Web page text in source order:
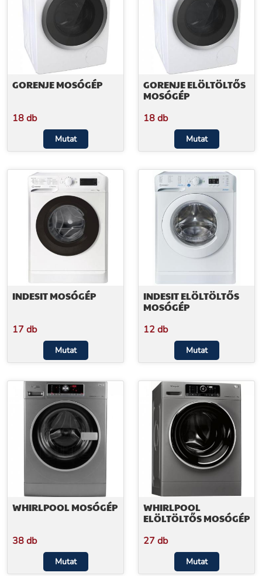
GORENJE MOSÓGÉP
18 db
Mutat
GORENJE ELÖLTÖLTŐS
MOSÓGÉP
18 db
Mutat
INDESIT MOSÓGÉP
17 db
Mutat
INDESIT ELÖLTÖLTŐS
MOSÓGÉP
12 db
Mutat
WHIRLPOOL MOSÓGÉP
38 db
Mutat
WHIRLPOOL
ELÖLTÖLTŐS MOSÓGÉP
27 db
Mutat